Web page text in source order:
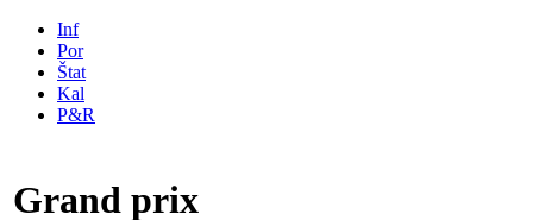
Inf
Por
Štat
Kal
P&R
Grand prix